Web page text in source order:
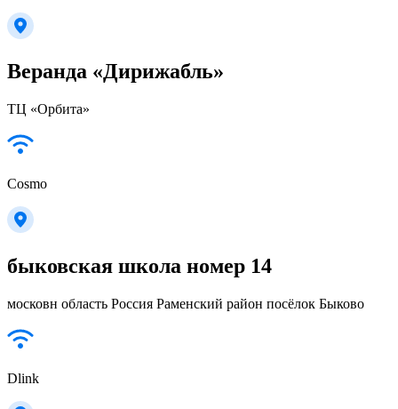
Веранда «Дирижабль»
ТЦ «Орбита»
Cosmo
быковская школа номер 14
московн область Россия Раменский район посёлок Быково
Dlink